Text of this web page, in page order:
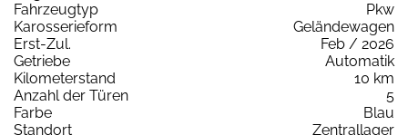
Fahrzeugtyp
Pkw
Karosserieform
Geländewagen
Erst-Zul.
Feb / 2026
Getriebe
Automatik
Kilometerstand
10 km
Anzahl der Türen
5
Farbe
Blau
Standort
Zentrallager